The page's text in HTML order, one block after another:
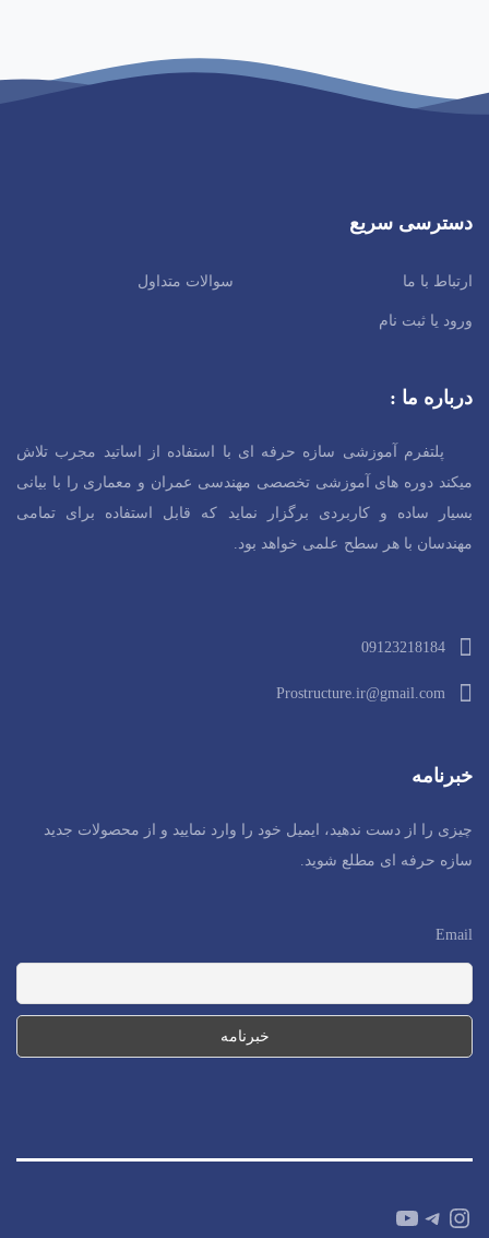
دسترسی سریع
ارتباط با ما سوالات متداول
ورود یا ثبت نام
درباره ما :
پلتفرم آموزشی سازه حرفه ای با استفاده از اساتید مجرب تلاش
میکند دوره های آموزشی تخصصی مهندسی عمران و معماری را با بیانی
بسیار ساده و کاربردی برگزار نماید که قابل استفاده برای تمامی
مهندسان با هر سطح علمی خواهد بود.
09123218184
Prostructure.ir@gmail.com
خبرنامه
چیزی را از دست ندهید، ایمیل خود را وارد نمایید و از محصولات جدید
سازه حرفه ای مطلع شوید.
Email
Instagram
Telegram
YouTube